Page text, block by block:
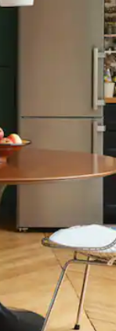
нагоре и